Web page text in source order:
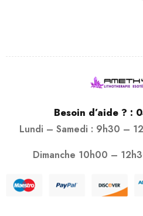
Besoin d’aide ? :
Lundi – Samedi : 9h30 –
Dimanche 10h00 –